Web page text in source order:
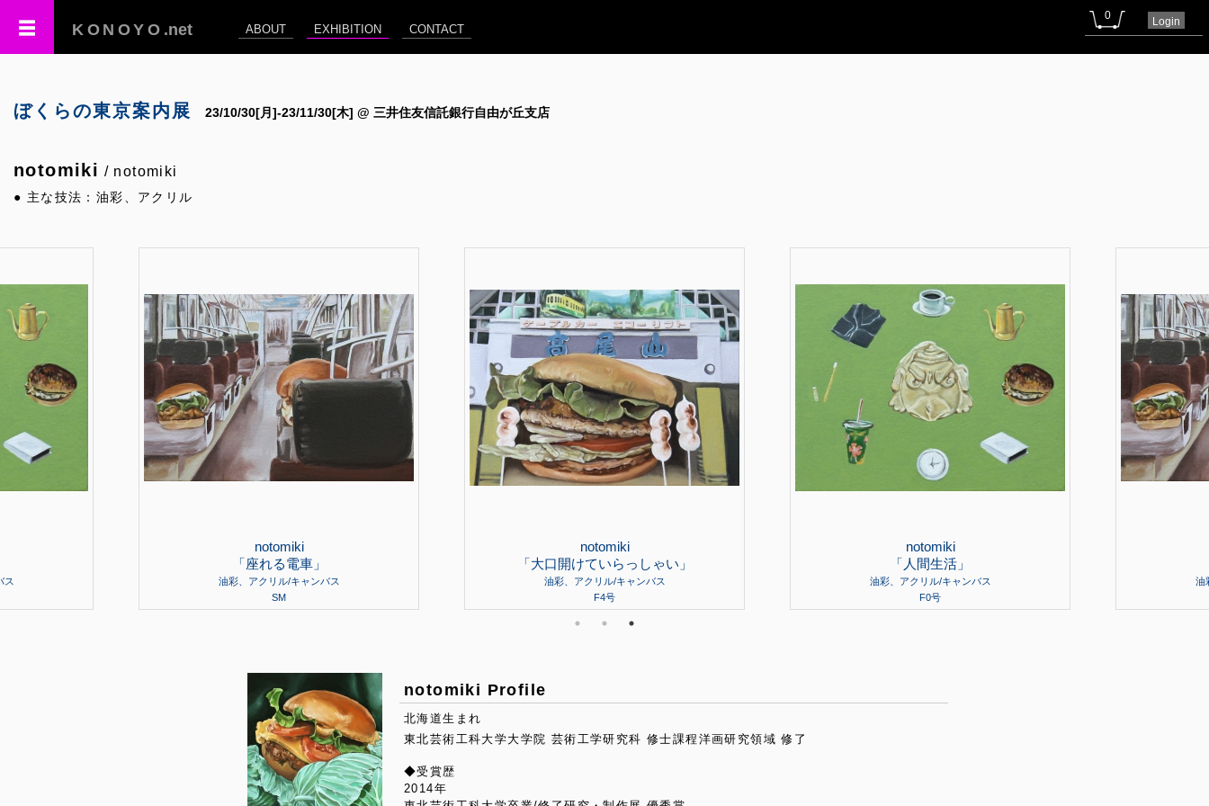
KONOYO .net ABOUT EXHIBITION CONTACT
0 Login
ぼくらの東京案内展 23/10/30[月]-23/11/30[木] @ 三井住友信託銀行自由が丘支店
notomiki / notomiki
● 主な技法：油彩、アクリル
ス
notomiki
「座れる電車」
油彩、アクリル/キャンバス
SM
notomiki
「大口開けていらっしゃい」
油彩、アクリル/キャンバス
F4号
notomiki
「人間生活」
油彩、アクリル/キャンバス
F0号
油
notomiki Profile
北海道生まれ
東北芸術工科大学大学院 芸術工学研究科 修士課程洋画研究領域 修了
◆受賞歴
2014年